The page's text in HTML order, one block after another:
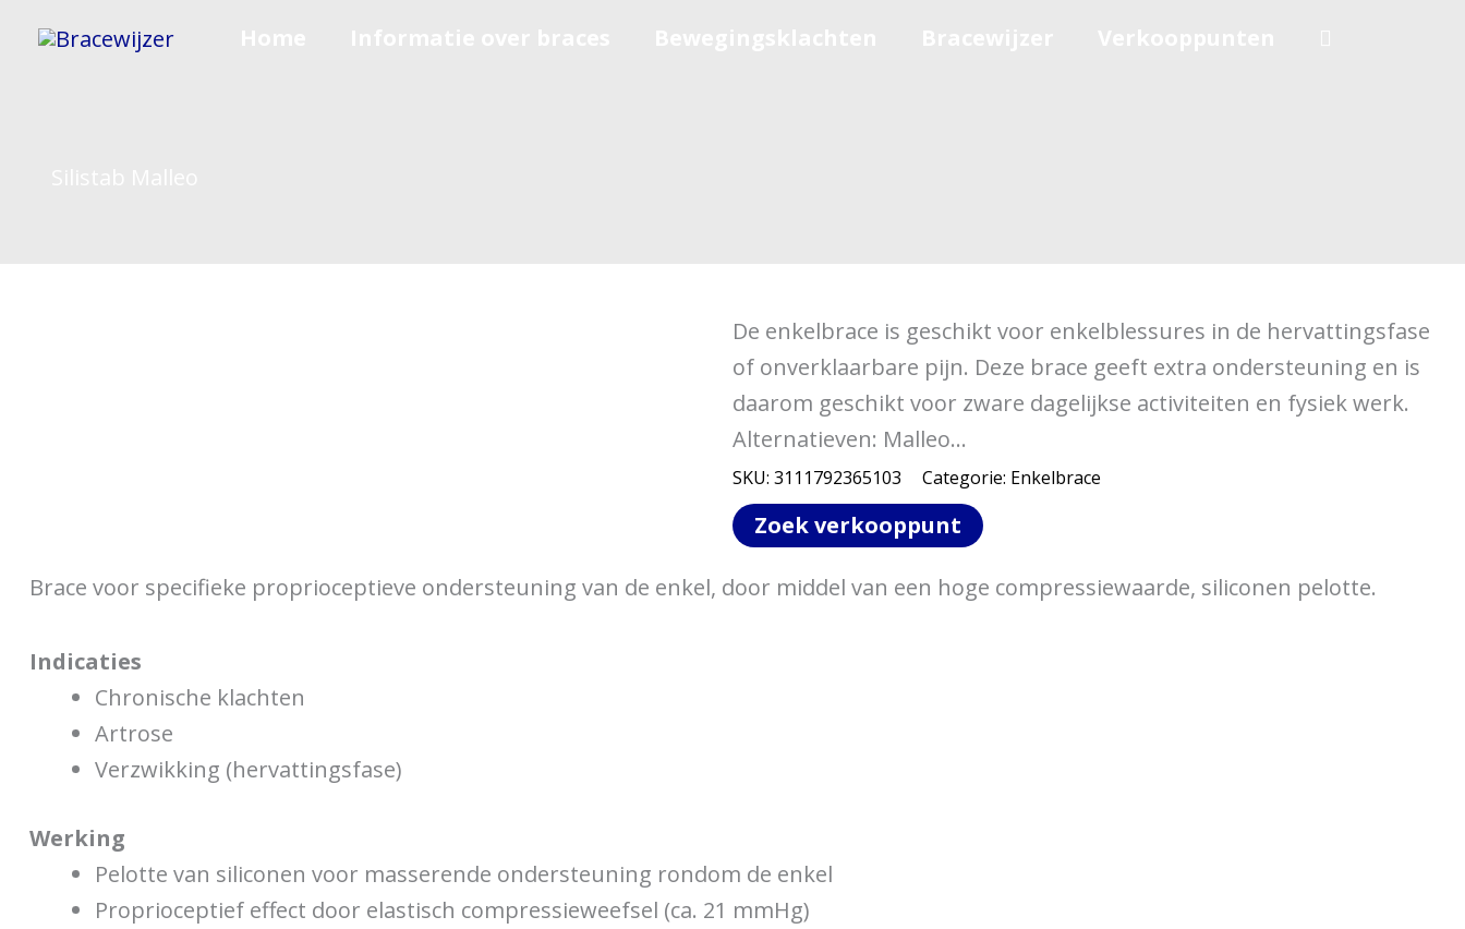
naar
De enkelbrace is geschikt voor enkelblessures in de hervattingsfase
of onverklaarbare pijn. Deze brace geeft extra ondersteuning en is
daarom geschikt voor zware dagelijkse activiteiten en fysiek werk.
Alternatieven: Malleo...
SKU: 3111792365103 Categorie: Enkelbrace
Zoek verkooppunt
Brace voor specifieke proprioceptieve ondersteuning van de enkel, door middel van een hoge compressiewaarde, siliconen pelotte.
Indicaties
Chronische klachten
Artrose
Verzwikking (hervattingsfase)
Werking
Pelotte van siliconen voor masserende ondersteuning rondom de enkel
Proprioceptief effect door elastisch compressieweefsel (ca. 21 mmHg)